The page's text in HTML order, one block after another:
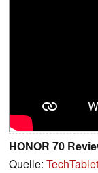
HONOR 70
Quelle: